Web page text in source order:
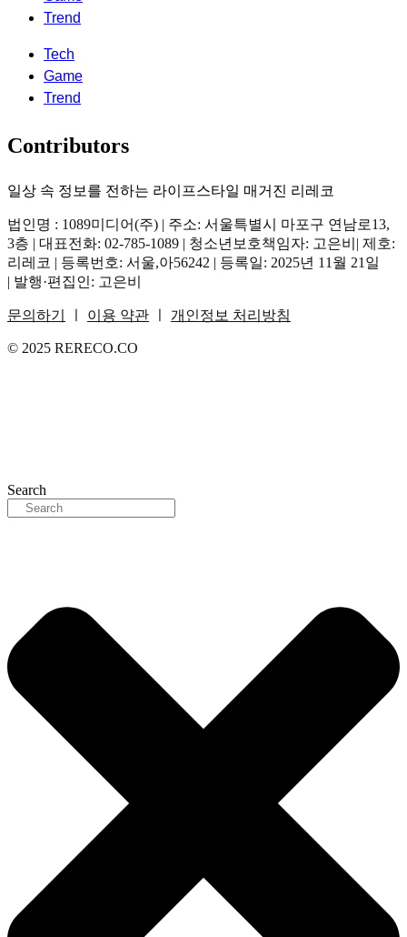
Trend
Tech
Game
Trend
Contributors
일상 속 정보를 전하는 라이프스타일 매거진 리레코
법인명 : 1089미디어(주) | 주소: 서울특별시 마포구 연남로13,
3층 | 대표전화: 02-785-1089 | 청소년보호책임자: 고은비| 제호:
리레코 | 등록번호: 서울,아56242 | 등록일: 2025년 11월 21일
| 발행·편집인: 고은비
문의하기 이용 약관 개인정보 처리방침
© 2025 RERECO.CO
Search